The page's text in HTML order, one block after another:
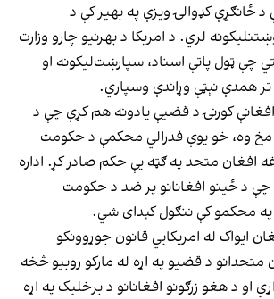
ځانګړې کډوالۍ ویزې په بهیر کې د
لري. د امریکا د بهرنیو چارو وزارت
چې ټول پاتې اسناد، سپارښت‌لیکونه او
تر همدې نېټې وړاندې وسپاري.
کورنۍ د قضیې یادونه هم کړې چې د
وه، خو یوې فدرالي محکمې د حکومت
افغان متحد په ګټه یې حکم صادر کړ. اداره
چې د ځینو افغانانو پر ضد د حکومت
په محکمو کې ننګول کېدای شي.
ایواک له امریکايي قانون جوړوونکو
د قضیو په اړه له مارکو روبیو څخه
او د هغو زرګونو افغانانو د برخلیک په اړه